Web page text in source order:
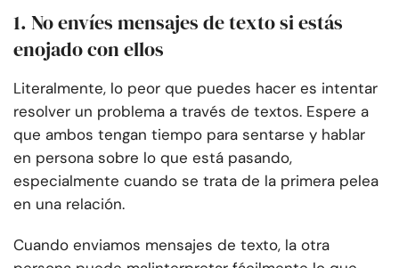
1. No envíes mensajes de texto si estás
enojado con ellos
Literalmente, lo peor que puedes hacer es intentar
resolver un problema a través de textos. Espere a
que ambos tengan tiempo para sentarse y hablar
en persona sobre lo que está pasando,
especialmente cuando se trata de la primera pelea
en una relación.
Cuando enviamos mensajes de texto, la otra